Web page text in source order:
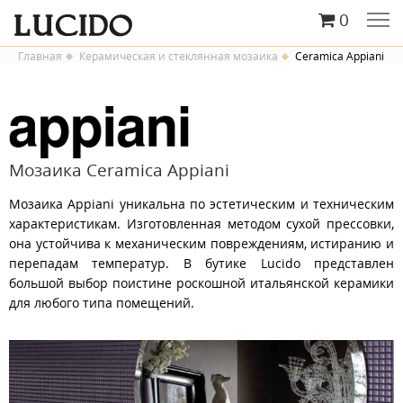
0
Главная Керамическая и стеклянная мозаика Ceramica Appiani
Мозаика Ceramica Appiani
Мозаика Appiani уникальна по эстетическим и техническим
характеристикам. Изготовленная методом сухой прессовки,
она устойчива к механическим повреждениям, истиранию и
перепадам температур. В бутике Lucido представлен
большой выбор поистине роскошной итальянской керамики
для любого типа помещений.